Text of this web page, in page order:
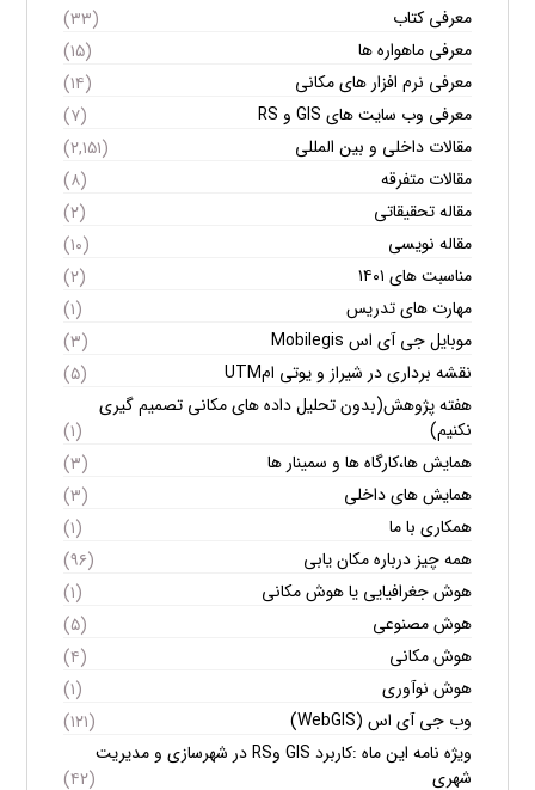
معرفی کتاب
(۳۳)
معرفی ماهواره ها
(۱۵)
معرفی نرم افزار های مکانی
(۱۴)
معرفی وب سایت های GIS و RS
(۷)
مقالات داخلی و بین المللی
(۲,۱۵۱)
مقالات متفرقه
(۸)
مقاله تحقیقاتی
(۲)
مقاله نویسی
(۱۰)
مناسبت های ۱۴۰۱
(۲)
مهارت های تدریس
(۱)
موبایل جی آی اس Mobilegis
(۳)
نقشه برداری در شیراز و یوتی امUTM
(۵)
هفته پژوهش(بدون تحلیل داده های مکانی تصمیم گیری
نکنیم)
(۱)
همایش ها،کارگاه ها و سمینار ها
(۳)
همایش های داخلی
(۳)
همکاری با ما
(۱)
همه چیز درباره مکان یابی
(۹۶)
هوش جغرافیایی یا هوش مکانی
(۱)
هوش مصنوعی
(۵)
هوش مکانی
(۴)
هوش نوآوری
(۱)
وب جی آی اس (WebGIS)
(۱۲۱)
ویژه نامه این ماه :کاربرد GIS وRS در شهرسازی و مدیریت
شهری
(۴۲)